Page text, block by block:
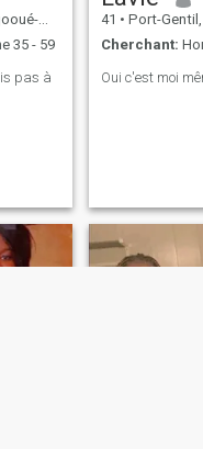
Gabon
35 - 59
pas à
41 • Port-Gentil,
Cherchant:
Oui c'est moi